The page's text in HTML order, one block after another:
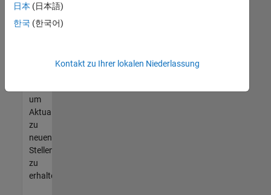
entsprechen,
werden
unseres
um
Aktualisierungen
zu
neuen
Stellenangeboten
zu
erhalten.
日本 (日本語)
한국 (한국어)
Kontakt zu Ihrer lokalen Niederlassung